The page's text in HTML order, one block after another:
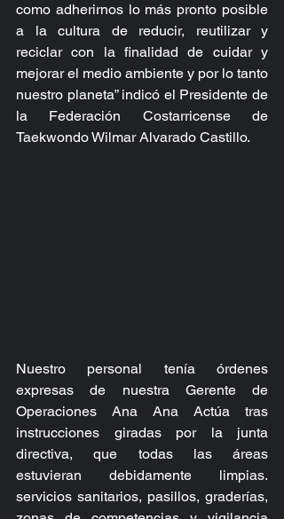
como adherirnos lo más pronto posible
a la cultura de reducir, reutilizar y
reciclar con la finalidad de cuidar y
mejorar el medio ambiente y por lo tanto
nuestro planeta” indicó el Presidente de
la Federación Costarricense de
Taekwondo Wilmar Alvarado Castillo.
Nuestro personal tenía órdenes
expresas de nuestra Gerente de
Operaciones Ana Ana Actúa tras
instrucciones giradas por la junta
directiva, que todas las áreas
estuvieran debidamente limpias.
servicios sanitarios, pasillos, graderías,